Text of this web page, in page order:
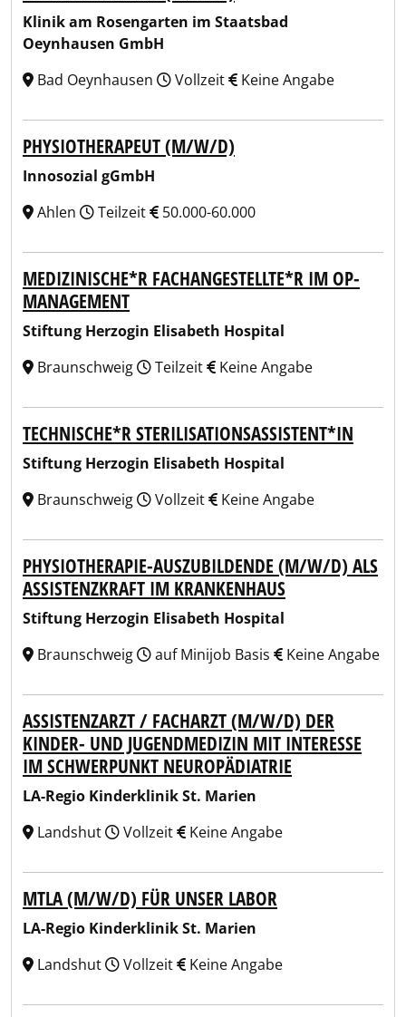
Klinik am Rosengarten im Staatsbad
Oeynhausen GmbH
Bad Oeynhausen
Vollzeit Keine Angabe
PHYSIOTHERAPEUT (M/W/D)
Innosozial gGmbH
Ahlen
Teilzeit 50.000-60.000
MEDIZINISCHE*R FACHANGESTELLTE*R IM OP-
MANAGEMENT
Stiftung Herzogin Elisabeth Hospital
Braunschweig
Teilzeit Keine Angabe
TECHNISCHE*R STERILISATIONSASSISTENT*IN
Stiftung Herzogin Elisabeth Hospital
Braunschweig
Vollzeit Keine Angabe
PHYSIOTHERAPIE-AUSZUBILDENDE (M/W/D) ALS
ASSISTENZKRAFT IM KRANKENHAUS
Stiftung Herzogin Elisabeth Hospital
Braunschweig
auf Minijob Basis Keine Angabe
ASSISTENZARZT / FACHARZT (M/W/D) DER
KINDER- UND JUGENDMEDIZIN MIT INTERESSE
IM SCHWERPUNKT NEUROPÄDIATRIE
LA-Regio Kinderklinik St. Marien
Landshut
Vollzeit Keine Angabe
MTLA (M/W/D) FÜR UNSER LABOR
LA-Regio Kinderklinik St. Marien
Landshut
Vollzeit Keine Angabe